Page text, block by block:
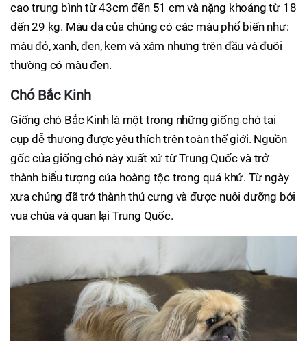
cao trung bình từ 43cm đến 51 cm và nặng khoảng từ 18
đến 29 kg. Màu da của chúng có các màu phổ biến như:
màu đỏ, xanh, đen, kem và xám nhưng trên đầu và đuôi
thường có màu đen.
Chó Bắc Kinh
Giống chó Bắc Kinh là một trong những giống chó tai
cụp dễ thương được yêu thích trên toàn thế giới. Nguồn
gốc của giống chó này xuất xứ từ Trung Quốc và trở
thành biểu tượng của hoàng tộc trong quá khứ. Từ ngày
xưa chúng đã trở thành thú cưng và được nuôi dưỡng bởi
vua chúa và quan lại Trung Quốc.